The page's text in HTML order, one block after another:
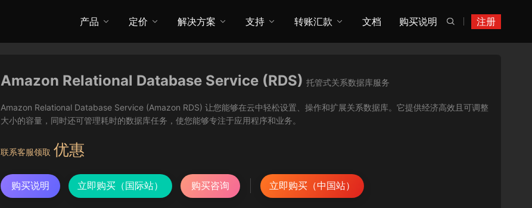
注册

产品 定价 解决方案 支持 转账汇款 文档 购买说明
Amazon Relational Database Service (RDS) 托管式关系数据库服务
Amazon Relational Database Service (Amazon RDS) 让您能够在云中轻松设置、操作和扩展关系数据库。它提供经济高效且可调整
大小的容量，同时还可管理耗时的数据库任务，使您能够专注于应用程序和业务。
联系客服领取 优惠
购买说明 立即购买（国际站） 购买咨询 立即购买（中国站）